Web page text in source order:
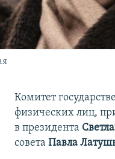
Комитет
физических лиц,
в президента
советаПавла